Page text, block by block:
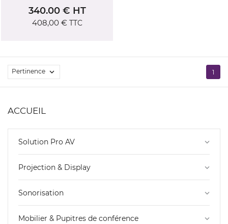
ACCUEIL
Solution Pro AV keyboard_arrow_down
Projection & Display keyboard_arrow_down
Sonorisation keyboard_arrow_down
Mobilier & Pupitres de conférence keyboard_arrow_down
340.00 € HT
408,00 €TTC
Pertinence  1